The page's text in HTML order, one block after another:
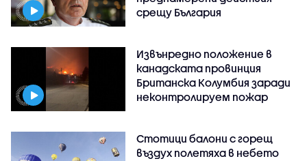
срещу България
Извънредно положение в
канадската провинция
Британска Колумбия заради
неконтролируем пожар
Стотици балони с горещ
въздух полетяха в небето